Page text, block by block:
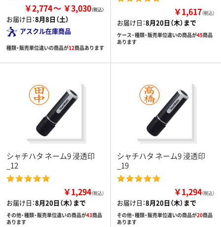
￥2,774 ￥3,030
お届け日：8月8日（土）
アスクル在庫商品
種類・販売単位違いの商品が12商品あります
￥1,617（税込）
お届け日：8月20日（木）まで
ケース・種類・販売単位違いの商品が45商品
あります
シャチハタ ネーム9 浸透印
_12
￥1,294（税込）
お届け日：8月20日（木）まで
その他・種類・販売単位違いの商品が43商品
あります
シャチハタ ネーム9 浸透印
_19
￥1,294（税込）
お届け日：8月20日（木）まで
その他・種類・販売単位違いの商品が20商品
あります